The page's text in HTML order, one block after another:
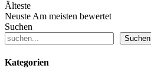
Älteste
NeusteAm meisten bewertet
Suchen
Suchen
Kategorien